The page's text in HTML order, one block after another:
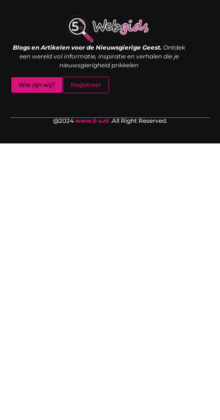
Blogs en Artikelen voor de Nieuwsgierige Geest. Ontdek
een wereld vol informatie, inspiratie en verhalen die je
nieuwsgierigheid prikkelen
Wie zijn wij? Registreer
@2024www.5-s.nl .All Right Reserved.